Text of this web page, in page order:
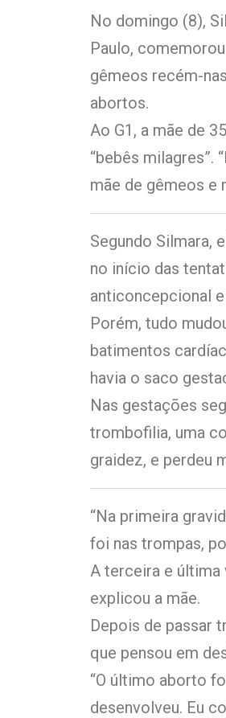
No domingo (8),
Paulo,
gêmeos recém-
abortos.
Ao G1, a mãe de
“bebês milagres”.
mãe de gêmeos e
Segundo Silmara,
no início das
anticoncepcional
Porém, tudo
batimentos
havia o saco
Nas gestações
trombofilia, uma
graidez, e perdeu
“Na primeira
foi nas trompas,
A terceira e última
explicou a mãe.
Depois de passar
que pensou em
“O último aborto
desenvolveu. Eu